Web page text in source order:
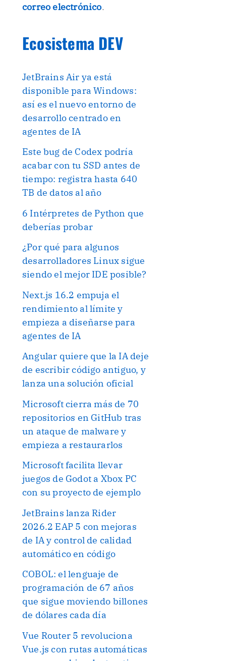
correo electrónico.
Ecosistema DEV
JetBrains Air ya está
disponible para Windows:
así es el nuevo entorno de
desarrollo centrado en
agentes de IA
Este bug de Codex podría
acabar con tu SSD antes de
tiempo: registra hasta 640
TB de datos al año
6 Intérpretes de Python que
deberías probar
¿Por qué para algunos
desarrolladores Linux sigue
siendo el mejor IDE posible?
Next.js 16.2 empuja el
rendimiento al límite y
empieza a diseñarse para
agentes de IA
Angular quiere que la IA deje
de escribir código antiguo, y
lanza una solución oficial
Microsoft cierra más de 70
repositorios en GitHub tras
un ataque de malware y
empieza a restaurarlos
Microsoft facilita llevar
juegos de Godot a Xbox PC
con su proyecto de ejemplo
JetBrains lanza Rider
2026.2 EAP 5 con mejoras
de IA y control de calidad
automático en código
COBOL: el lenguaje de
programación de 67 años
que sigue moviendo billones
de dólares cada día
Vue Router 5 revoluciona
Vue.js con rutas automáticas